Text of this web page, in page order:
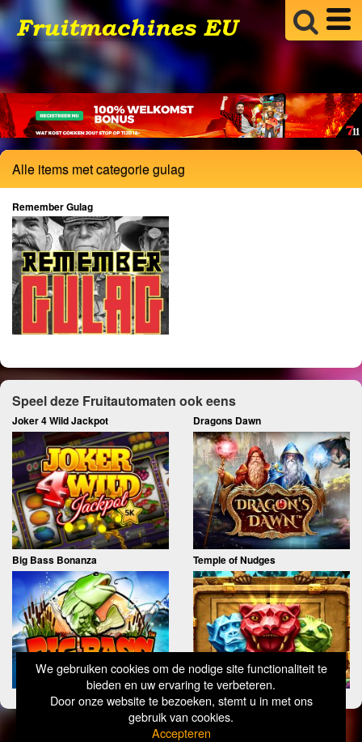
We gebruiken cookies om de nodige site functionaliteit te
bieden en uw ervaring te verbeteren.
Door onze website te bezoeken, stemt u in met ons
gebruik van cookies.
Accepteren
Alle items met categorie gulag
Remember Gulag
Speel deze Fruitautomaten ook eens
Joker 4 Wild Jackpot Dragons Dawn
Big Bass Bonanza Temple of Nudges